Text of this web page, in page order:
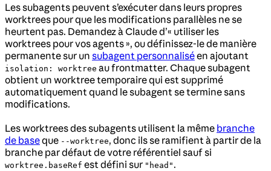
Les subagents peuvent s’exécuter dans leurs propres
worktrees pour que les modifications parallèles ne se
heurtent pas. Demandez à Claude d’« utiliser les
worktrees pour vos agents », ou définissez-le de manière
permanente sur un subagent personnaliséen ajoutant
isolation: worktree au frontmatter. Chaque subagent
obtient un worktree temporaire qui est supprimé
automatiquement quand le subagent se termine sans
modifications.
Les worktrees des subagents utilisent la même branche
de baseque --worktree, donc ils se ramifient à partir de la
branche par défaut de votre référentiel sauf si
worktree.baseRef est défini sur "head" .